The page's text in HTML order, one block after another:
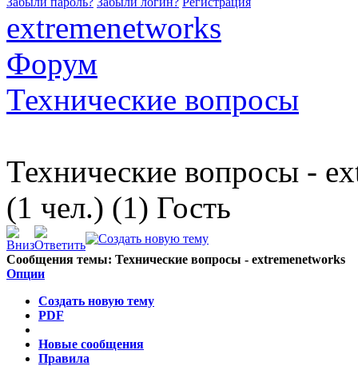
extremenetworks
Форум
Технические вопросы
Технические вопросы -
(1 чел.) (1) Гость
Сообщения темы: Технические вопросы - extremenetworks
Опции
Создать новую тему
PDF
Новые сообщения
Правила